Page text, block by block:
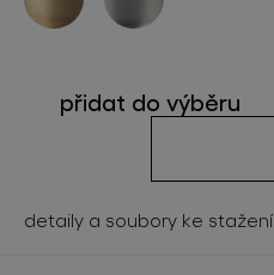
sledujte nás
přidat do výběru
detaily a soubory ke stažení